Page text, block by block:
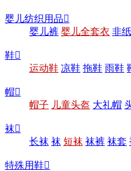
婴儿纺织用品
婴儿裤 婴儿全套衣 非
鞋
运动鞋 凉鞋 拖鞋 雨鞋
帽
帽子 儿童头盔 大礼帽
袜
长袜 袜 短袜 袜裤 袜套
特殊用鞋